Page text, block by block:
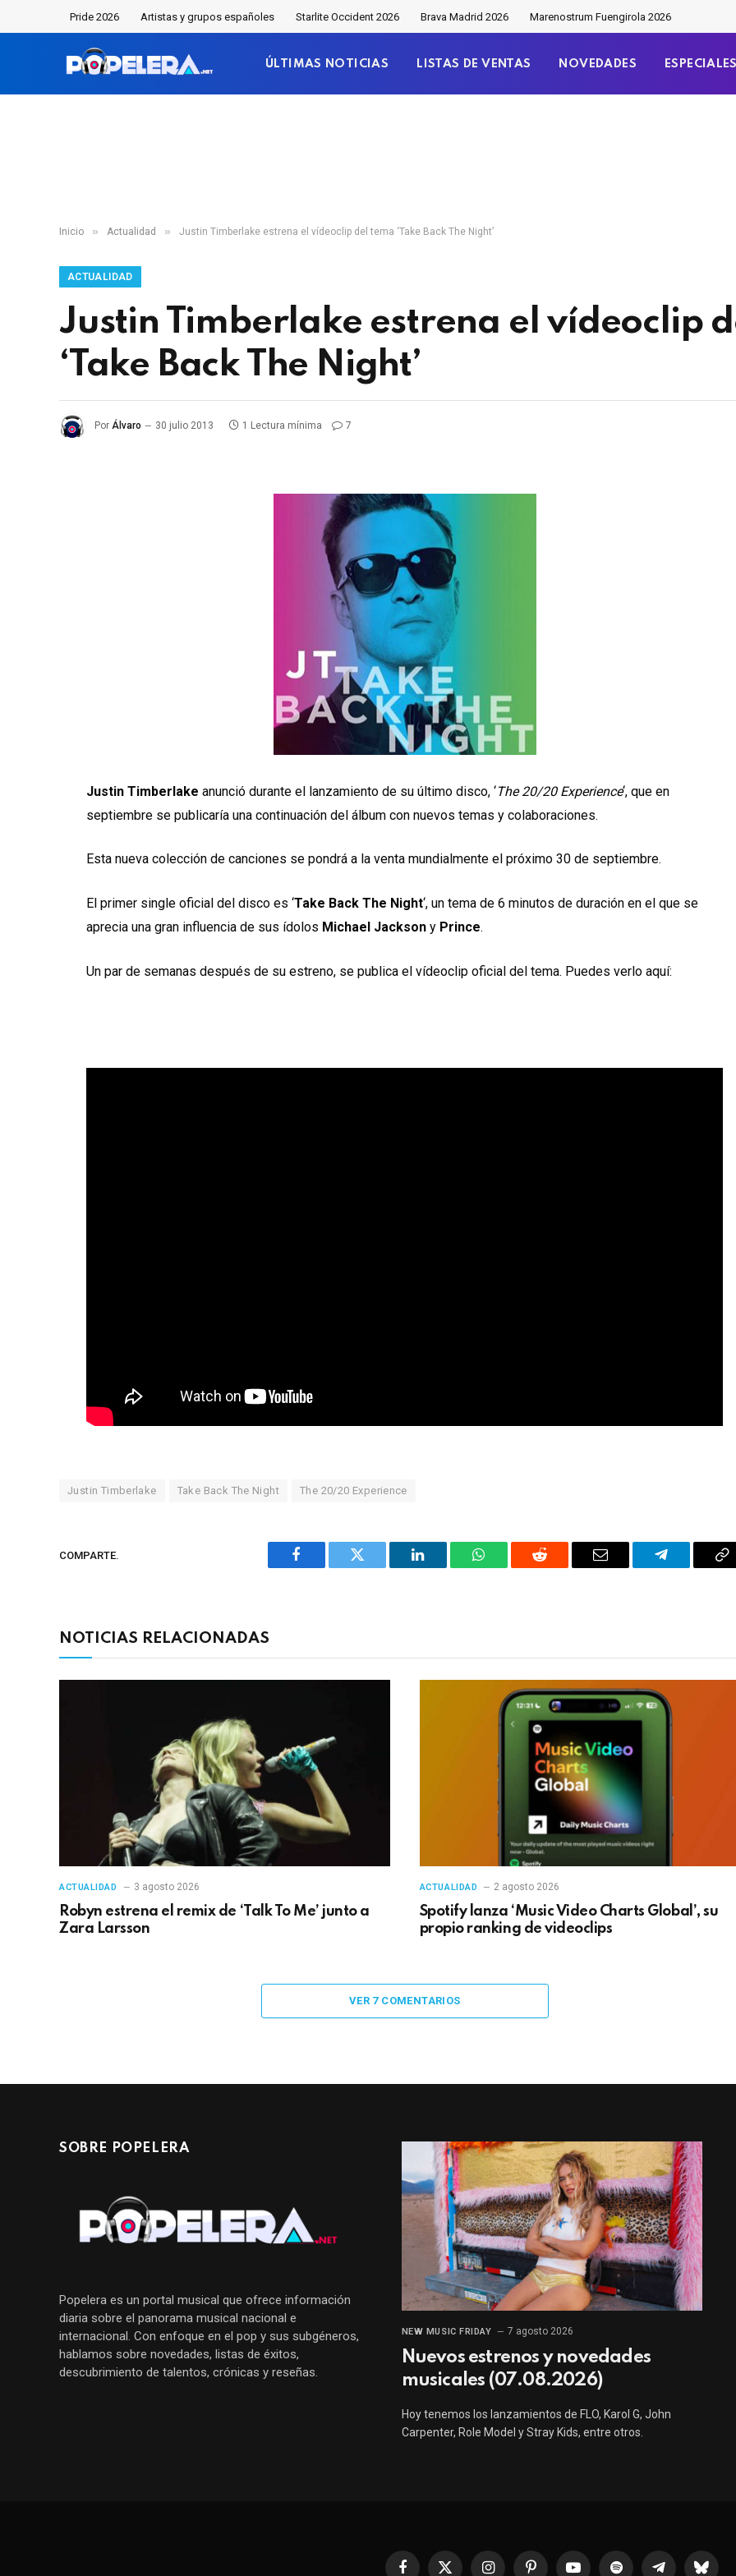
Pride 2026 Artistas y grupos españoles Starlite Occident 2026 Brava Madrid 2026 Marenostrum Fuengirola 2026
ÚLTIMAS NOTICIAS LISTAS DE VENTAS NOVEDADES ESPECIALES
Inicio » Actualidad » Justin Timberlake estrena el vídeoclip del tema ‘Take Back The Night’
ACTUALIDAD
Justin Timberlake estrena el vídeoclip
‘Take Back The Night’
Por Álvaro 30 julio 2013 1 Lectura mínima 7
Justin Timberlake anunció durante el lanzamiento de su último disco, ‘The 20/20 Experience‘, que en
septiembre se publicaría una continuación del álbum con nuevos temas y colaboraciones.
Esta nueva colección de canciones se pondrá a la venta mundialmente el próximo 30 de septiembre.
El primer single oficial del disco es ‘Take Back The Night‘, un tema de 6 minutos de duración en el que se
aprecia una gran influencia de sus ídolos Michael Jackson y Prince.
Un par de semanas después de su estreno, se publica el vídeoclip oficial del tema. Puedes verlo aquí:
Justin Timberlake Take Back The Night The 20/20 Experience
COMPARTE.
Facebook Twitter LinkedIn WhatsAppReddit
Correo
Telegrama
NOTICIAS RELACIONADAS
ACTUALIDAD 3 agosto 2026
Robyn estrena el remix de ‘Talk To Me’ junto a
Zara Larsson
ACTUALIDAD 2 agosto 2026
Spotify lanza ‘Music Video Charts Global’, su
propio ranking de videoclips
VER 7 COMENTARIOS
SOBRE POPELERA
Popelera es un portal musical que ofrece información
diaria sobre el panorama musical nacional e
internacional. Con enfoque en el pop y sus subgéneros,
hablamos sobre novedades, listas de éxitos,
descubrimiento de talentos, crónicas y reseñas.
NEW MUSIC FRIDAY 7 agosto 2026
Nuevos estrenos y novedades
musicales (07.08.2026)
Hoy tenemos los lanzamientos de FLO, Karol G, John
Carpenter, Role Model y Stray Kids, entre otros.